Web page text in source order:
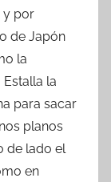
y por
de Japón
la
la
para sacar
planos
de lado el
en